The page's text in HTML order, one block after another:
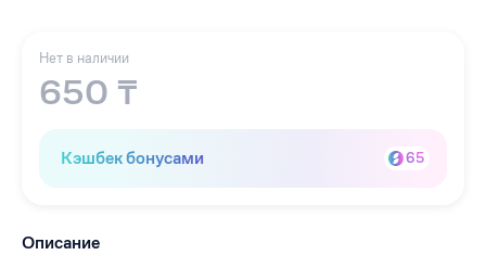
Нет в наличии
650 ₸
Кэшбек бонусами 65
Описание